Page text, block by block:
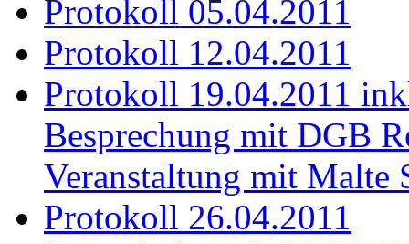
Protokoll 05.04.2011
Protokoll 12.04.2011
Protokoll 19.04.2011
Besprechung mit DGB
Veranstaltung mit Malte
Protokoll 26.04.2011